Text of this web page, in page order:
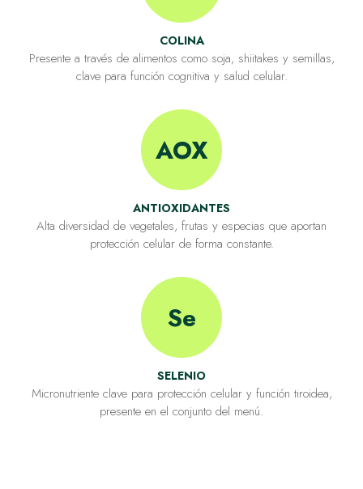
COLINA
Presente a través de alimentos como soja, shiitakes y semillas,
clave para función cognitiva y salud celular.
AOX
ANTIOXIDANTES
Alta diversidad de vegetales, frutas y especias que aportan
protección celular de forma constante.
Se
SELENIO
Micronutriente clave para protección celular y función tiroidea,
presente en el conjunto del menú.